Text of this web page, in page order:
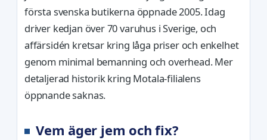
första svenska butikerna öppnade 2005. Idag
driver kedjan över 70 varuhus i Sverige, och
affärsidén kretsar kring låga priser och enkelhet
genom minimal bemanning och overhead. Mer
detaljerad historik kring Motala-filialens
öppnande saknas.
Vem äger jem och fix?